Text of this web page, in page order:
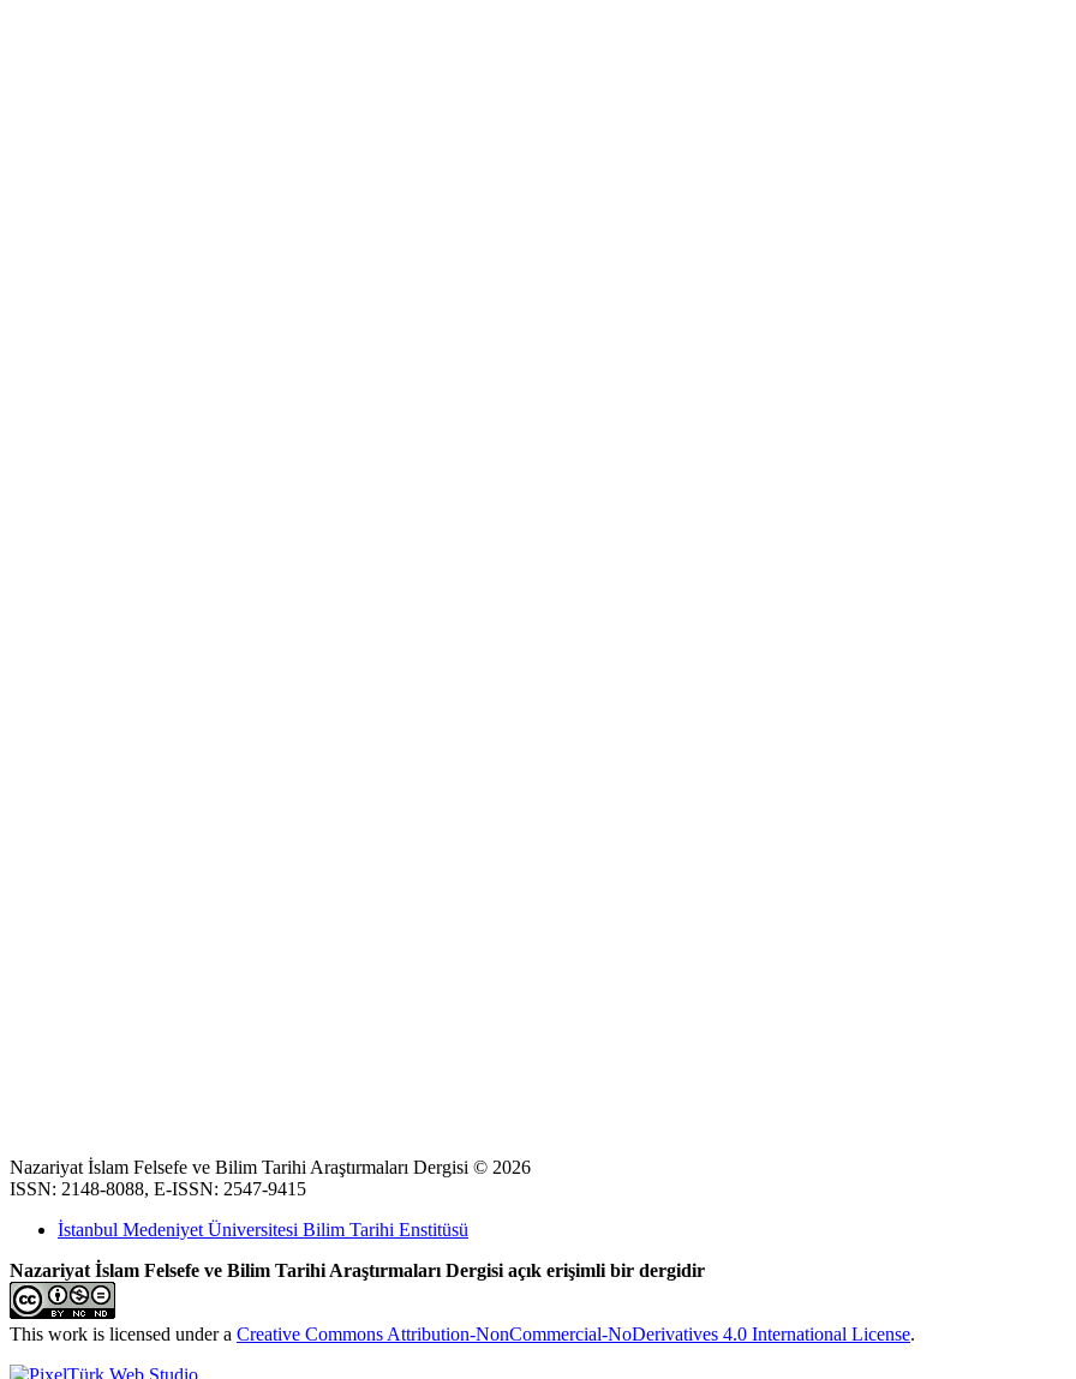
Nazariyat İslam Felsefe ve Bilim Tarihi Araştırmaları Dergisi © 2026
ISSN: 2148-8088, E-ISSN: 2547-9415
İstanbul Medeniyet Üniversitesi Bilim Tarihi Enstitüsü
Nazariyat İslam Felsefe ve Bilim Tarihi Araştırmaları Dergisi açık erişimli bir dergidir
This work is licensed under a Creative Commons Attribution-NonCommercial-NoDerivatives 4.0 International License.